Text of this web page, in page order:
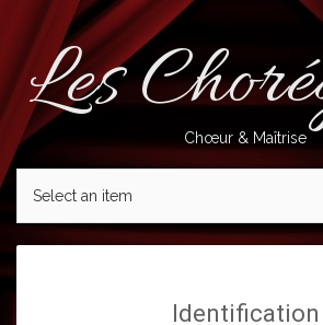
contentLes Chœur & Maîtrise
Identification